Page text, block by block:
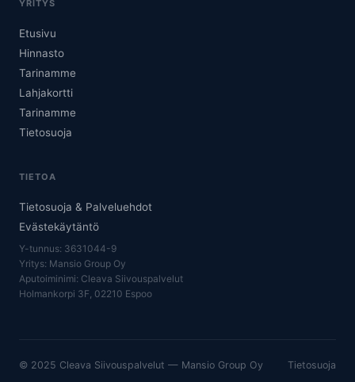
YRITYS
Etusivu
Hinnasto
Tarinamme
Lahjakortti
Tarinamme
Tietosuoja
TIETOA
Tietosuoja & Palveluehdot
Evästekäytäntö
Y-tunnus: 3631044-9
Yritys: Mansio Group Oy
Aputoiminimi: Cleava Siivouspalvelut
Holmankorpi 3F, 02210 Espoo
© 2025 Cleava Siivouspalvelut — Mansio Group Oy Tietosuoja